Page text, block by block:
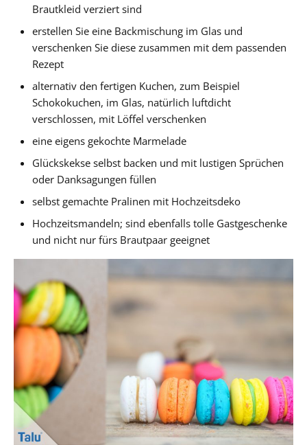
Brautkleid verziert sind
erstellen Sie eine Backmischung im Glas und
verschenken Sie diese zusammen mit dem passenden
Rezept
alternativ den fertigen Kuchen, zum Beispiel
Schokokuchen, im Glas, natürlich luftdicht
verschlossen, mit Löffel verschenken
eine eigens gekochte Marmelade
Glückskekse selbst backen und mit lustigen Sprüchen
oder Danksagungen füllen
selbst gemachte Pralinen mit Hochzeitsdeko
Hochzeitsmandeln; sind ebenfalls tolle Gastgeschenke
und nicht nur fürs Brautpaar geeignet